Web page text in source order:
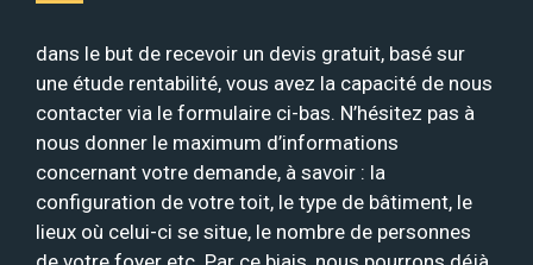
dans le but de recevoir un devis gratuit, basé sur
une étude rentabilité, vous avez la capacité de nous
contacter via le formulaire ci-bas. N’hésitez pas à
nous donner le maximum d’informations
concernant votre demande, à savoir : la
configuration de votre toit, le type de bâtiment, le
lieux où celui-ci se situe, le nombre de personnes